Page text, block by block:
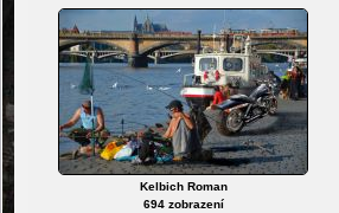
Kelbich Roman
694 zobrazení